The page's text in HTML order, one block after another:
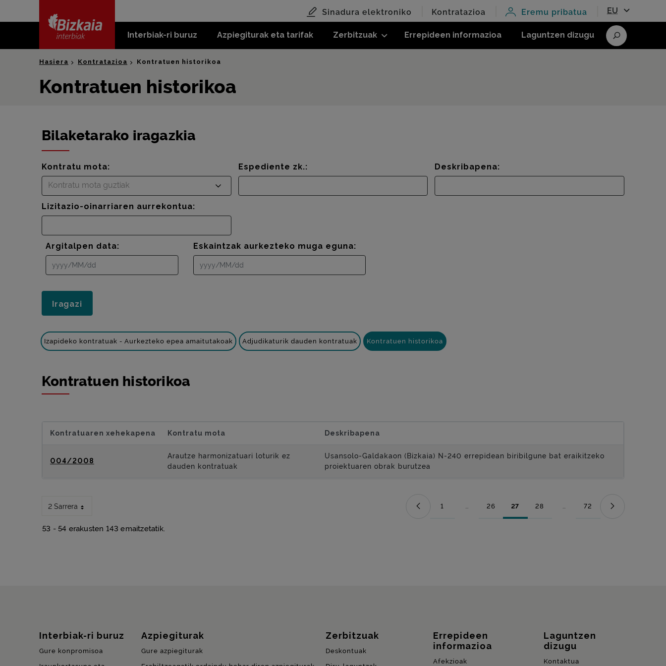
content
Interbiak-ri buruz Azpiegiturak eta tarifak Zerbitzuak Errepideen informazioa Laguntzen dizugu
Sinadura elektroniko Kontratazioa Eremu pribatua EU
Bilatu
Hasiera Kontratazioa Kontratuen historikoa
Kontratuen historikoa
Bilaketarako iragazkia
Kontratu mota:
Kontratu mota guztiak
Espediente zk.: Deskribapena:
Lizitazio-oinarriaren aurrekontua:
Argitalpen data: Eskaintzak aurkezteko muga eguna:
Izapideko kontratuak - Aurkezteko epea amaitutakoak Adjudikaturik dauden kontratuak Kontratuen historikoa
Kontratuen historikoa
Kontratuaren xehekapena Kontratu mota Deskribapena
004/2008
Arautze harmonizatuari loturik ez
dauden kontratuak
Usansolo-Galdakaon (Bizkaia) N-240 errepidean biribilgune bat eraikitzeko
proiektuaren obrak burutzea
2 Sarrera
53 - 54 erakusten 143 emaitzetatik.
Orrialdea
1 ...
Bitarteko orriak Use TAB to navigate.
Orrialdea
26 Orrialdea
27 Orrialdea
28 ...
Bitarteko orriak Use TAB to
Orrialdea
72
Gunearen mapa
Interbiak-ri buruz
Gure konpromisoa
Azpiegiturak
Gure azpiegiturak
Zerbitzuak
Deskontuak
Errepideen
informazioa
Afekzioak
Laguntzen
dizugu
Kontaktua